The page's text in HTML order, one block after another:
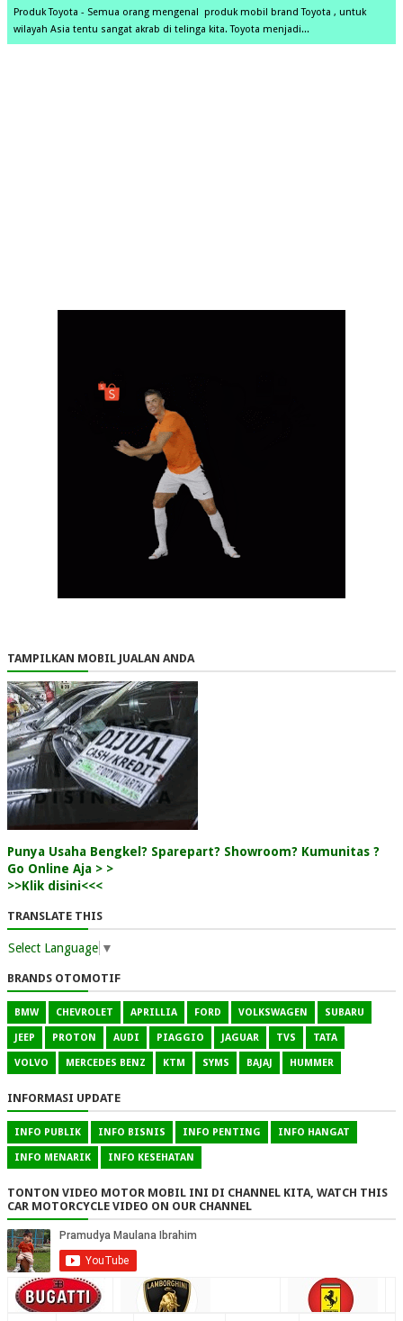
Produk Toyota - Semua orang mengenal produk mobil brand Toyota , untuk
wilayah Asia tentu sangat akrab di telinga kita. Toyota menjadi...
TAMPILKAN MOBIL JUALAN ANDA
Punya Usaha Bengkel? Sparepart? Showroom? Kumunitas ?
Go Online Aja > >
>>Klik disini<<<
TRANSLATE THIS
Select Language ▼
BRANDS OTOMOTIF
BMW CHEVROLET APRILLIA FORD VOLKSWAGEN SUBARU
JEEP PROTON AUDI PIAGGIO JAGUAR TVS TATA
VOLVO MERCEDES BENZ KTM SYMS BAJAJ HUMMER
INFORMASI UPDATE
INFO PUBLIK INFO BISNIS INFO PENTING INFO HANGAT
INFO MENARIK INFO KESEHATAN
TONTON VIDEO MOTOR MOBIL INI DI CHANNEL KITA, WATCH THIS
CAR MOTORCYCLE VIDEO ON OUR CHANNEL